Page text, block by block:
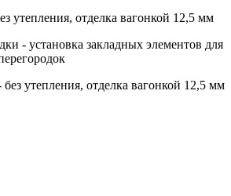
утепления, отделка вагонкой 12,5 мм
- установка закладных элементов для
утепления, отделка вагонкой 12,5 мм